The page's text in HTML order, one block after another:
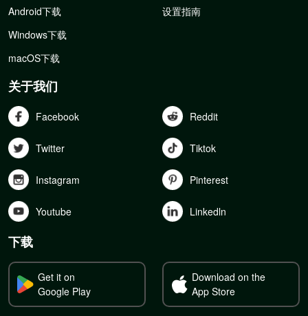
Android下载
Windows下载
macOS下载
设置指南
关于我们
Facebook Reddit
Twitter Tiktok
Instagram Pinterest
Youtube Linkedln
下载
Get it on
Google Play
Download on the
App Store